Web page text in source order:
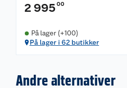
2 995 00
På lager (+100)
På lager i 62 butikker
Andre alternativer